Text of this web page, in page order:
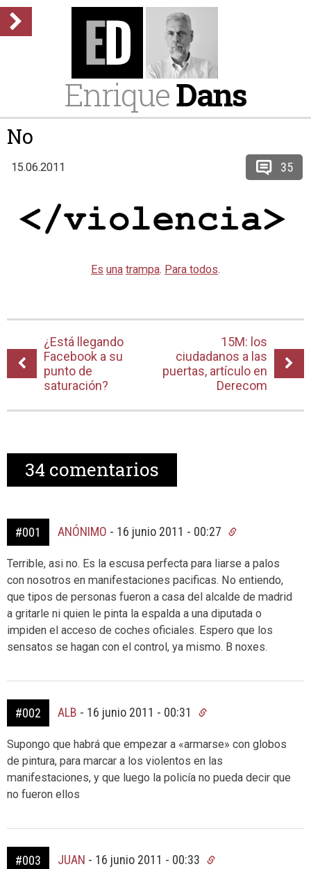
EnriqueDans
No
15.06.2011 35
Es una trampa. Para todos.
¿Está llegando
Facebook a su
punto de
saturación?
15M: los
ciudadanos a las
puertas, artículo en
Derecom
34 comentarios
#001 ANÓNIMO - 16 junio 2011 - 00:27
Terrible, asi no. Es la escusa perfecta para liarse a palos
con nosotros en manifestaciones pacificas. No entiendo,
que tipos de personas fueron a casa del alcalde de madrid
a gritarle ni quien le pinta la espalda a una diputada o
impiden el acceso de coches oficiales. Espero que los
sensatos se hagan con el control, ya mismo. B noxes.
#002 ALB - 16 junio 2011 - 00:31
Supongo que habrá que empezar a «armarse» con globos
de pintura, para marcar a los violentos en las
manifestaciones, y que luego la policía no pueda decir que
no fueron ellos
#003 JUAN - 16 junio 2011 - 00:33